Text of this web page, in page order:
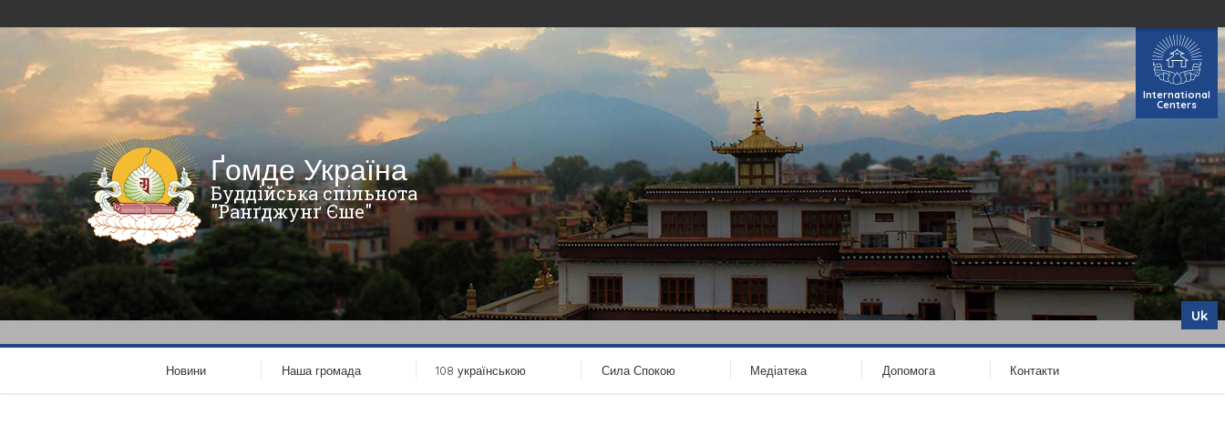
International
Centers
Ґомде Україна
Буддійська спільнота
"Ранґджунґ Єше"
Uk
Новини Наша громада 108 українською Сила Спокою Медіатека Допомога Контакти